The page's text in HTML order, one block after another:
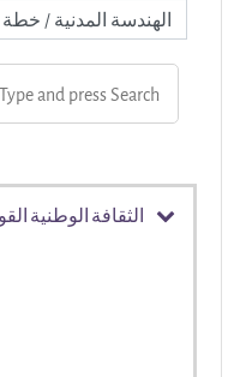
الثقافة الوطنية